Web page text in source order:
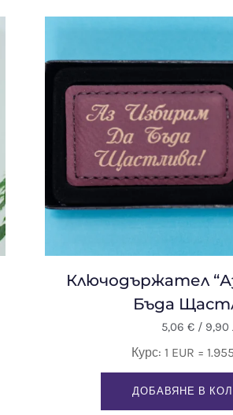
Ключодържател
Бъда
5,06 €/ 9,90
Курс: 1 EUR =
ДОБАВЯНЕ В